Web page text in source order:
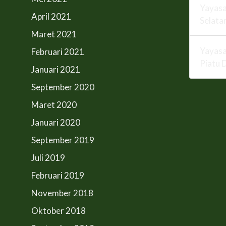
April 2021
Maret 2021
Februari 2021
Januari 2021
September 2020
Maret 2020
Januari 2020
September 2019
Juli 2019
Februari 2019
November 2018
Oktober 2018